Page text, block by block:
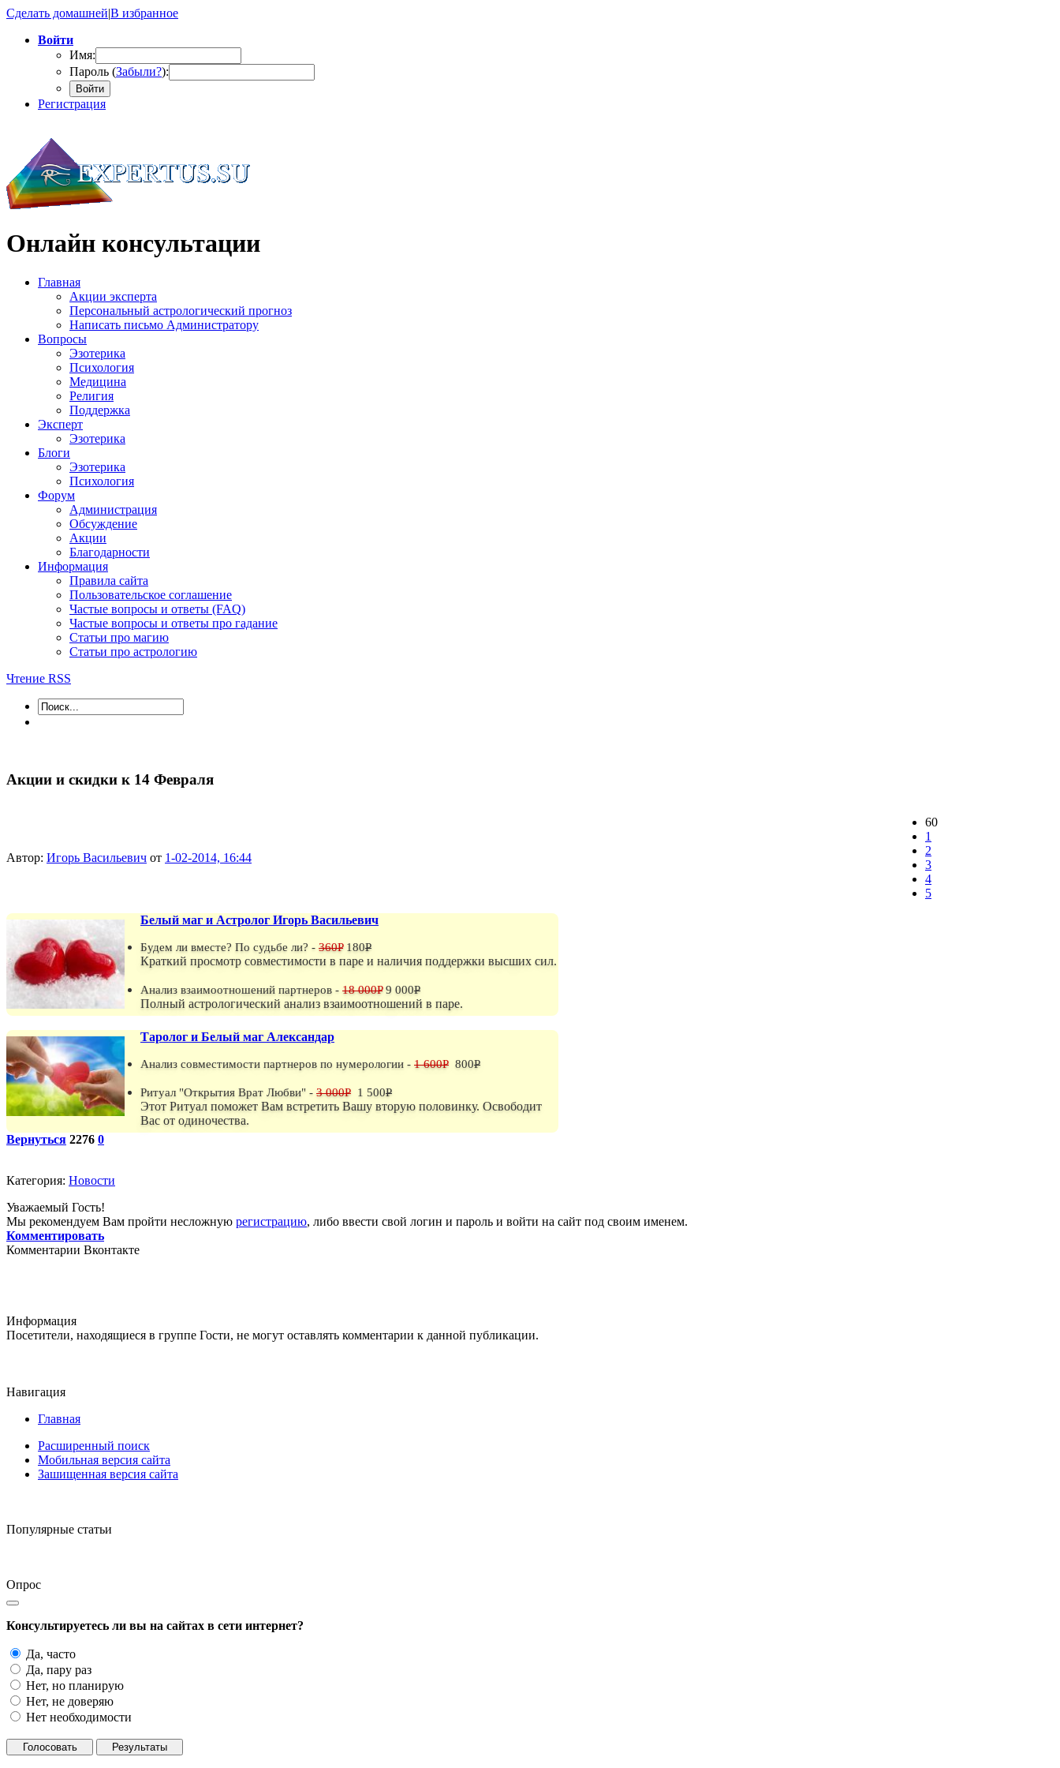
Сделать домашней|В избранное
Войти
Имя:
Пароль (Забыли?):
Войти
Регистрация
Онлайн консультации
Главная
Акции эксперта
Персональный астрологический прогноз
Написать письмо Администратору
Вопросы
Эзотерика
Психология
Медицина
Религия
Поддержка
Эксперт
Эзотерика
Блоги
Эзотерика
Психология
Форум
Администрация
Обсуждение
Акции
Благодарности
Информация
Правила сайта
Пользовательское соглашение
Частые вопросы и ответы (FAQ)
Частые вопросы и ответы про гадание
Статьи про магию
Статьи про астрологию
Чтение RSS
Акции и скидки к 14 Февраля
Автор: Игорь Васильевич от 1-02-2014, 16:44
60
1
2
3
4
5
Белый маг и Астролог Игорь Васильевич
Будем ли вместе? По судьбе ли? - 360P180P
Краткий просмотр совместимости в паре и наличия поддержки высших сил.
Анализ взаимоотношений партнеров - 18 000P9 000P
Полный астрологический анализ взаимоотношений в паре.
Таролог и Белый маг Александар
Анализ совместимости партнеров по нумерологии - 1 600P 800P
Ритуал "Открытия Врат Любви" - 3 000P 1 500P
Этот Ритуал поможет Вам встретить Вашу вторую половинку. Освободит
Вас от одиночества.
Вернуться 2276 0
Категория: Новости
Уважаемый Гость!
Мы рекомендуем Вам пройти несложную регистрацию, либо ввести свой логин и пароль и войти на сайт под своим именем.
Комментировать
Комментарии Вконтакте
Информация
Посетители, находящиеся в группе Гости, не могут оставлять комментарии к данной публикации.
Навигация
Главная
Расширенный поиск
Мобильная версия сайта
Зашищенная версия сайта
Популярные статьи
Опрос
Консультируетесь ли вы на сайтах в сети интернет?
Да, часто
Да, пару раз
Нет, но планирую
Нет, не доверяю
Нет необходимости
Голосовать Результаты